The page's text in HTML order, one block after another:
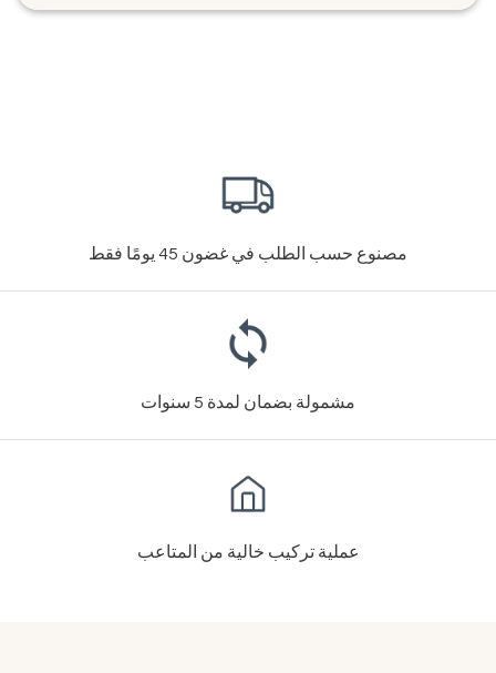
مصنوع حسب الطلب في غضون 45 يومًا فقط
مشمولة بضمان لمدة 5 سنوات
عملية تركيب خالية من المتاعب